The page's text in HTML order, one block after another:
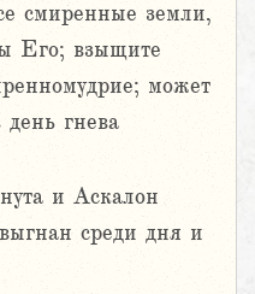
смиренные земли,
Его; взыщите
может
день гнева
и Аскалон
выгнан среди дня и